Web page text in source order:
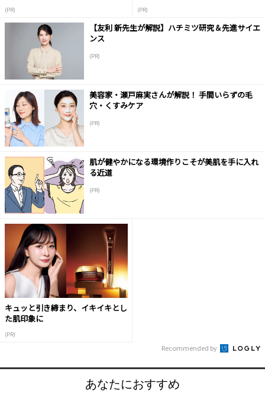
(PR) (PR)
【友利 新先生が解説】ハチミツ研究＆先進サイエ
ンス
(PR)
美容家・瀬戸麻実さんが解説！ 手間いらずの毛
穴・くすみケア
(PR)
肌が健やかになる環境作りこそが美肌を手に入れ
る近道
(PR)
キュッと引き締まり、イキイキとし
た肌印象に
(PR)
Recommended by
あなたにおすすめ